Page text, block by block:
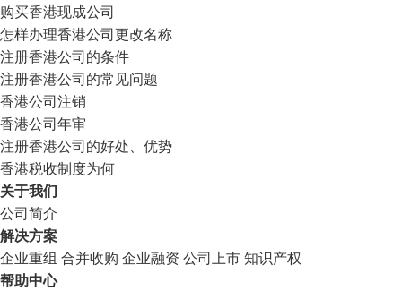
购买香港现成公司
怎样办理香港公司更改名称
注册香港公司的条件
注册香港公司的常见问题
香港公司注销
香港公司年审
注册香港公司的好处、优势
香港税收制度为何
关于我们
公司简介
解决方案
企业重组 合并收购 企业融资 公司上市知识产权
帮助中心